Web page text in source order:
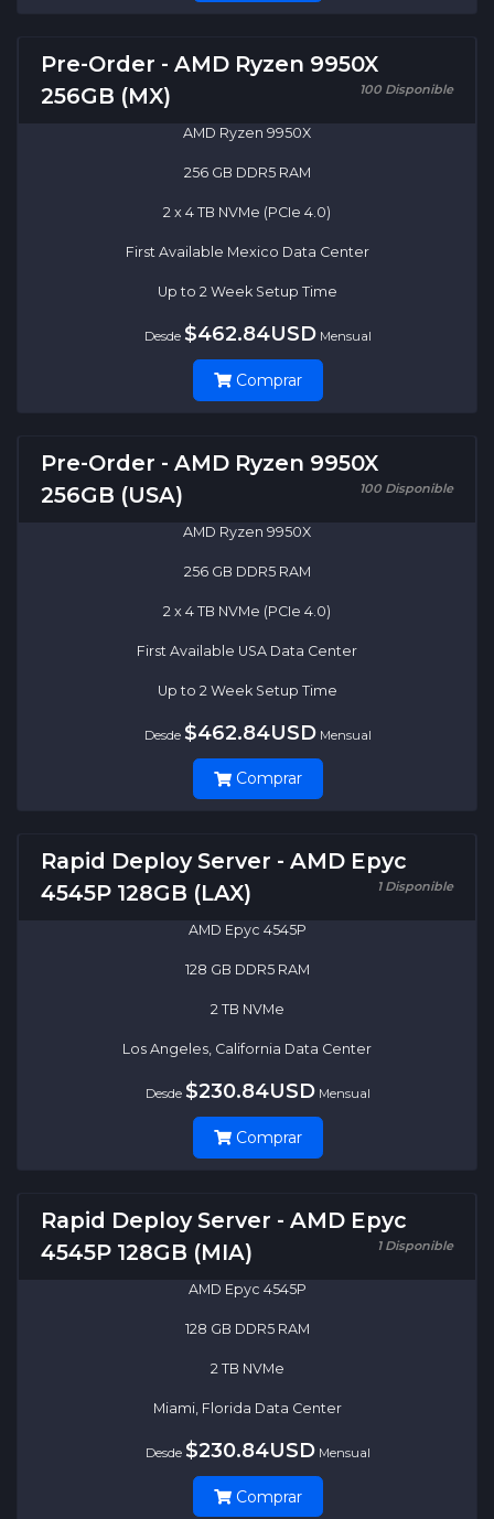
Pre-Order - AMD Ryzen 9950X
256GB (MX)
100 Disponible
AMD Ryzen 9950X
256 GB DDR5 RAM
2 x 4 TB NVMe (PCIe 4.0)
First Available Mexico Data Center
Up to 2 Week Setup Time
Desde $462.84USD Mensual
Comprar
Pre-Order - AMD Ryzen 9950X
256GB (USA)
100 Disponible
AMD Ryzen 9950X
256 GB DDR5 RAM
2 x 4 TB NVMe (PCIe 4.0)
First Available USA Data Center
Up to 2 Week Setup Time
Desde $462.84USD Mensual
Comprar
Rapid Deploy Server - AMD Epyc
4545P 128GB (LAX)
1 Disponible
AMD Epyc 4545P
128 GB DDR5 RAM
2 TB NVMe
Los Angeles, California Data Center
Desde $230.84USD Mensual
Comprar
Rapid Deploy Server - AMD Epyc
4545P 128GB (MIA)
1 Disponible
AMD Epyc 4545P
128 GB DDR5 RAM
2 TB NVMe
Miami, Florida Data Center
Desde $230.84USD Mensual
Comprar